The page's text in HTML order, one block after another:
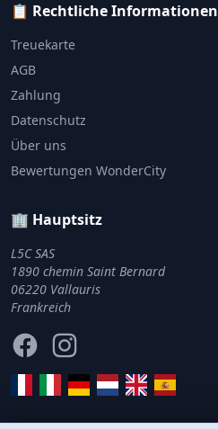
📋 Rechtliche Informationen
Treuekarte
AGB
Zahlung
Datenschutz
Über uns
Bewertungen WonderCity
🏢 Hauptsitz
L5C SAS
1890 chemin Saint Bernard
06220 Vallauris
Frankreich
FacebookInstagram